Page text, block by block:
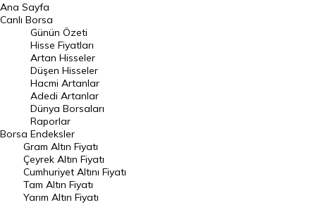
BIST 100 Hisseleri
En Çok Artan Hisseler
En Çok Düşen Hisseler
Hacmi Artanlar
Geçmiş Kapanışlar
Dünya Borsaları
Raporlar
Endeksler
DÖVİZ
Ana Sayfa
Canlı Borsa
Borsa
Günün Özeti
Hisse Fiyatları
Artan Hisseler
Düşen Hisseler
Hacmi Artanlar
Adedi Artanlar
Dünya Borsaları
Raporlar
Endeksler
Gram Altın Fiyatı
Çeyrek Altın Fiyatı
Cumhuriyet Altını Fiyatı
Tam Altın Fiyatı
Yarım Altın Fiyatı